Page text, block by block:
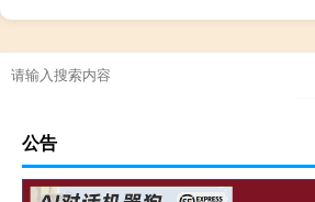
春节还有多久啊英文
公告